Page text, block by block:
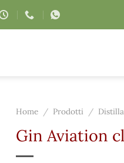
Home / Prodotti /
Gin Aviation